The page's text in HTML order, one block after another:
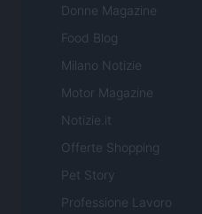
Donne Magazine
Food Blog
Milano Notizie
Motor Magazine
Notizie.it
Offerte Shopping
Pet Story
Professione Lavoro